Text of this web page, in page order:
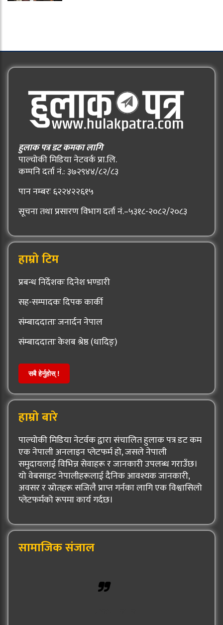
हुलाक पत्र डट कमका लागि
पाल्चोकी मिडिया नेटवर्क प्रा.लि.
कम्पनि दर्ता नं.: ३७२९४४/८२/८३
पान नम्बरः ६२२४२२६१५
सूचना तथा प्रसारण विभाग दर्ता नं.–५३१८-२०८२/२०८३
हाम्रो टिम
प्रबन्ध निर्देशकः दिनेश भण्डारी
सह-सम्पादकः दिपक कार्की
संम्बाददाताः जनार्दन नेपाल
संम्बाददाताः केशब श्रेष्ठ (धादिङ्)
सबै हेर्नुहोस् !
हाम्रो बारे
पाल्चोकी मिडिया नेटर्वक द्वारा संचालित हुलाक पत्र डट कम
एक नेपाली अनलाइन प्लेटफर्म हो, जसले नेपाली
समुदायलाई विभिन्न सेवाहरू र जानकारी उपलब्ध गराउँछ।
यो वेबसाइट नेपालीहरूलाई दैनिक आवश्यक जानकारी,
अवसर र स्रोतहरू सजिलै प्राप्त गर्नका लागि एक विश्वासिलो
प्लेटफर्मको रूपमा कार्य गर्दछ।
सामाजिक संजाल